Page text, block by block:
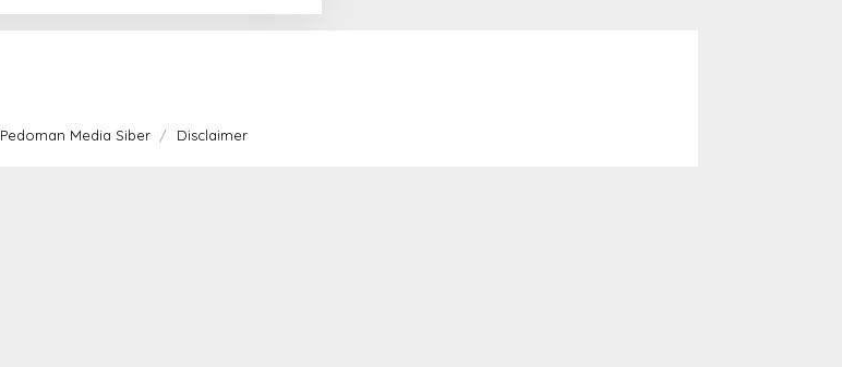
Pedoman Media Siber Disclaimer